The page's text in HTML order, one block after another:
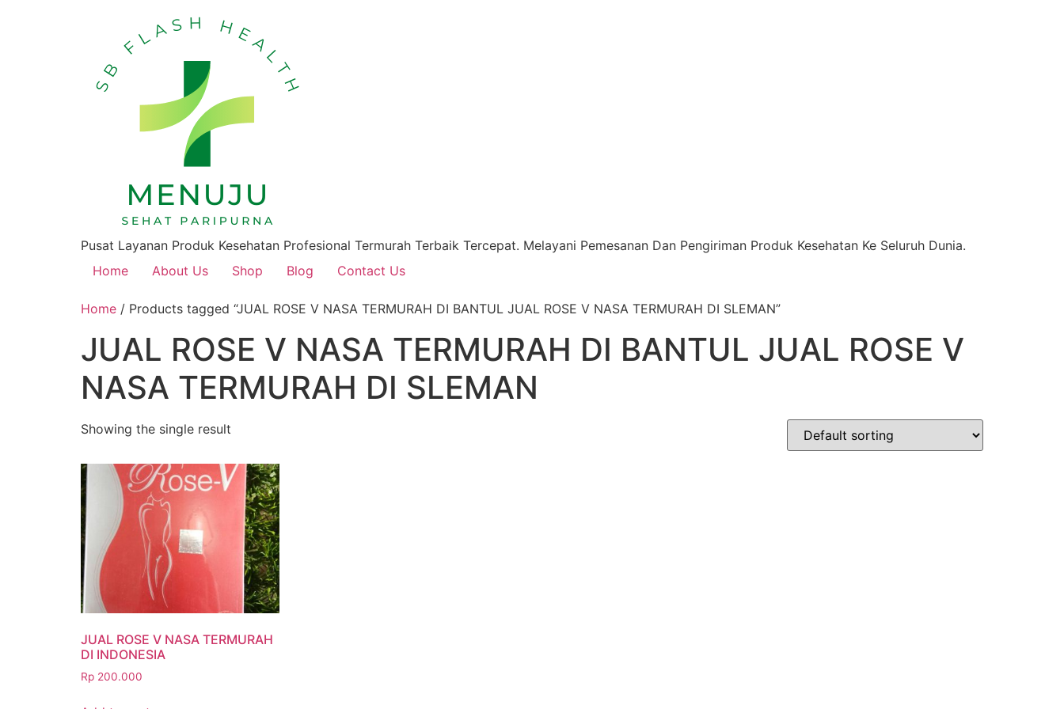
Pusat Layanan Produk Kesehatan Profesional Termurah Terbaik Tercepat. Melayani Pemesanan Dan Pengiriman Produk Kesehatan Ke Seluruh Dunia.
Home
About Us Shop Blog Contact Us
Home / Products tagged “JUAL ROSE V NASA TERMURAH DI BANTUL JUAL ROSE V NASA TERMURAH DI SLEMAN”
JUAL ROSE V NASA TERMURAH DI BANTUL JUAL ROSE V
NASA TERMURAH DI SLEMAN
Showing the single result
JUAL ROSE V NASA TERMURAH
DI INDONESIA
Rp 200.000